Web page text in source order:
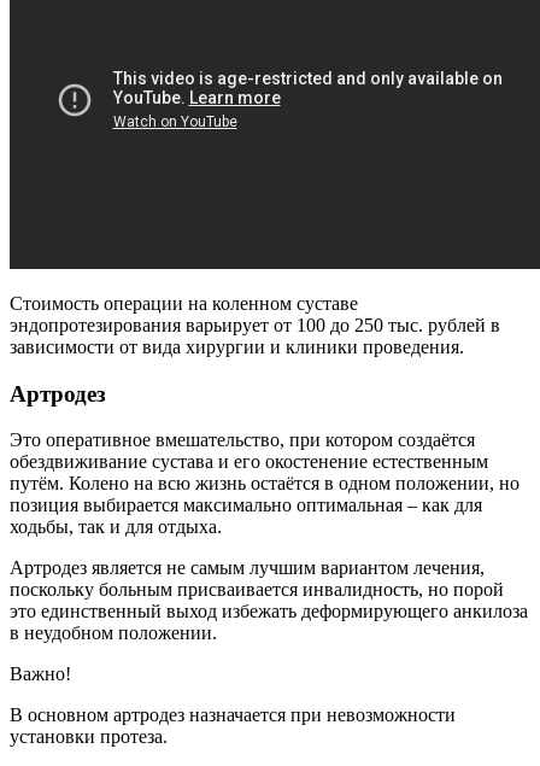
Стоимость операции на коленном суставе
эндопротезирования варьирует от 100 до 250 тыс. рублей в
зависимости от вида хирургии и клиники проведения.
Артродез
Это оперативное вмешательство, при котором создаётся
обездвиживание сустава и его окостенение естественным
путём. Колено на всю жизнь остаётся в одном положении, но
позиция выбирается максимально оптимальная – как для
ходьбы, так и для отдыха.
Артродез является не самым лучшим вариантом лечения,
поскольку больным присваивается инвалидность, но порой
это единственный выход избежать деформирующего анкилоза
в неудобном положении.
Важно!
В основном артродез назначается при невозможности
установки протеза.